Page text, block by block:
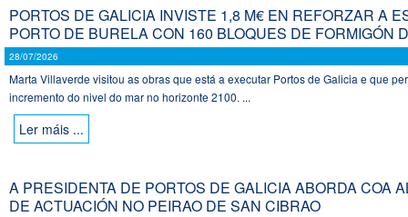
PORTOS DE GALICIA INVISTE 1,8 M€ EN REFORZAR A
PORTO DE BURELA CON 160 BLOQUES DE FORMIGÓN
28/07/2026
Marta Villaverde visitou as obras que está a executar Portos de Galicia e que
incremento do nivel do mar no horizonte 2100. ...
Ler máis ...
A PRESIDENTA DE PORTOS DE GALICIA ABORDA COA
DE ACTUACIÓN NO PEIRAO DE SAN CIBRAO